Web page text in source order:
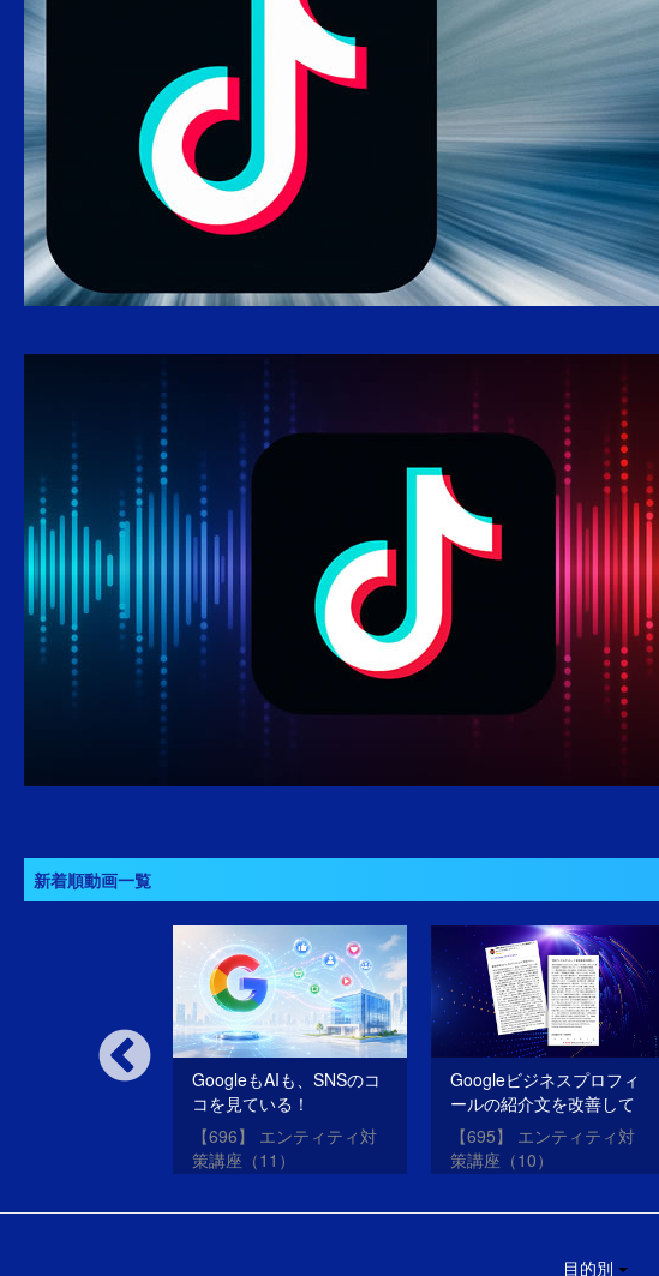
新着順動画一覧
SEOだけのサ
GoogleもAIも、SNSのコ
コを見ている！
【696】 エンティティ対
策講座（11）
Googleビジネスプロフィ
ールの紹介文を改善して
SEO・MEO・AIOを成功
させる方法
【695】 エンティティ対
策講座（10）
目的別